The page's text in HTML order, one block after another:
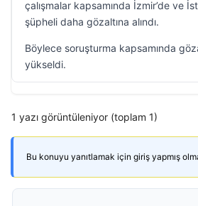
çalışmalar kapsamında İzmir’de ve
şüpheli daha gözaltına alındı.
Böylece soruşturma kapsamında
yükseldi.
1 yazı görüntüleniyor (toplam 1)
Bu konuyu yanıtlamak için giriş yapmış